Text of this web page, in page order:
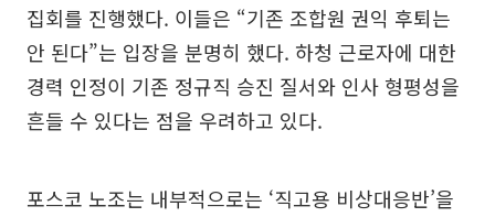
집회를 진행했다. 이들은 “기존 조합원 권익 후퇴는
안 된다”는 입장을 분명히 했다. 하청 근로자에 대한
경력 인정이 기존 정규직 승진 질서와 인사 형평성을
흔들 수 있다는 점을 우려하고 있다.
포스코 노조는 내부적으로는 ‘직고용 비상대응반’을